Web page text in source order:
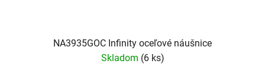
NA3935GOC Infinity oceľové náušnice
Skladom (6 ks)